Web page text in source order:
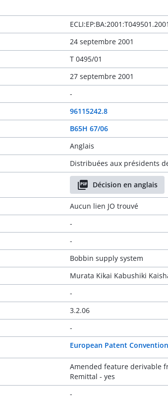
24 septembre 2001
T 0495/01
27 septembre 2001
-
96115242.8
B65H 67/06
Anglais
Distribuées aux présidents
Décision en anglais
Aucun lien JO trouvé
-
-
Bobbin supply system
Murata Kikai Kabushiki
-
3.2.06
-
European Patent
Amended feature derivable
Remittal - yes
-